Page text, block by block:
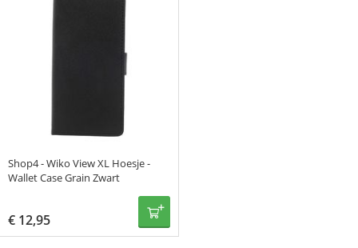
Shop4 - Wiko View XL Hoesje -
Wallet Case Grain Zwart
€ 12,95